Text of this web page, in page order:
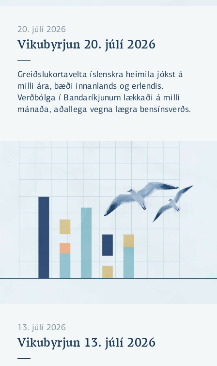
20. júlí 2026
Vikubyrjun 20. júlí 2026
Greiðslukortavelta íslenskra heimila jókst á
milli ára, bæði innanlands og erlendis.
Verðbólga í Bandaríkjunum lækkaði á milli
mánaða, aðallega vegna lægra bensínsverðs.
13. júlí 2026
Vikubyrjun 13. júlí 2026